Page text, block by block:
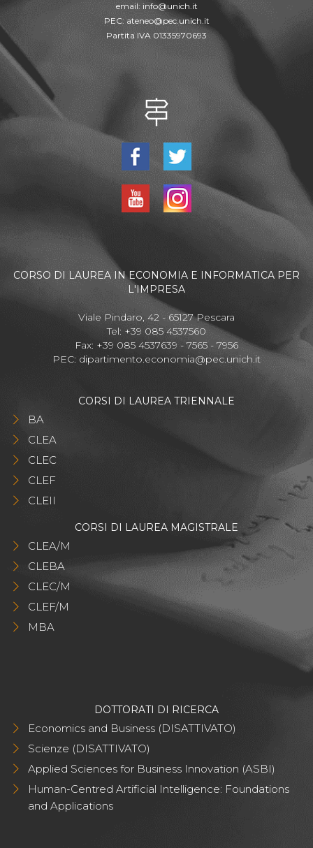
email: info@unich.it
PEC: ateneo@pec.unich.it
Partita IVA 01335970693
CORSO DI LAUREA IN ECONOMIA E INFORMATICA PER
L'IMPRESA
Viale Pindaro, 42 - 65127 Pescara
Tel: +39 085 4537560
Fax: +39 085 4537639 - 7565 - 7956
PEC: dipartimento.economia@pec.unich.it
CORSI DI LAUREA TRIENNALE
BA
CLEA
CLEC
CLEF
CLEII
CORSI DI LAUREA MAGISTRALE
CLEA/M
CLEBA
CLEC/M
CLEF/M
MBA
DOTTORATI DI RICERCA
Economics and Business (DISATTIVATO)
Scienze (DISATTIVATO)
Applied Sciences for Business Innovation (ASBI)
Human-Centred Artificial Intelligence: Foundations
and Applications